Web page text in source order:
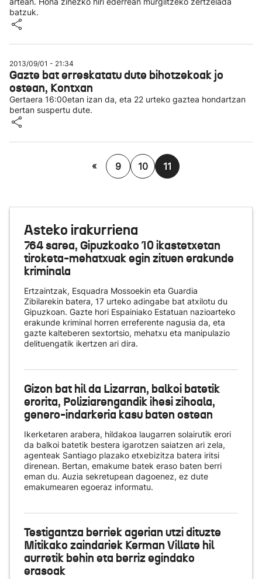
batzuk.
2013/09/01 - 21:34
Gazte bat erreskatatu dute bihotzekoak jo
ostean, Kontxan
Gertaera 16:00etan izan da, eta 22 urteko gaztea hondartzan
bertan suspertu dute.
« 9 10 11
Asteko irakurriena
764 sarea, Gipuzkoako 10 ikastetxetan
tiroketa-mehatxuak egin zituen erakunde
kriminala
Ertzaintzak, Esquadra Mossoekin eta Guardia
Zibilarekin batera, 17 urteko adingabe bat atxilotu du
Gipuzkoan. Gazte hori Espainiako Estatuan nazioarteko
erakunde kriminal horren erreferente nagusia da, eta
gazte kalteberen sextortsio, mehatxu eta manipulazio
delituengatik ikertzen ari dira.
Gizon bat hil da Lizarran, balkoi batetik
erorita, Poliziarengandik ihesi zihoala,
genero-indarkeria kasu baten ostean
Ikerketaren arabera, hildakoa laugarren solairutik erori
da balkoi batetik bestera igarotzen saiatzen ari zela,
agenteak Santiago plazako etxebizitza batera iritsi
direnean. Bertan, emakume batek eraso baten berri
eman du. Auzia sekretupean dagoenez, ez dute
emakumearen egoeraz informatu.
Testigantza berriek agerian utzi dituzte
Mitikako zaindariek Kerman Villate hil
aurretik behin eta berriz egindako
erasoak